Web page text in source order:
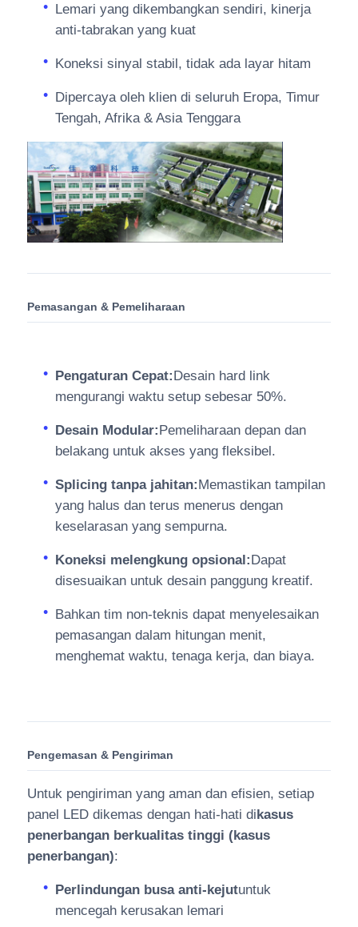
Lemari yang dikembangkan sendiri, kinerja
anti-tabrakan yang kuat
Koneksi sinyal stabil, tidak ada layar hitam
Dipercaya oleh klien di seluruh Eropa, Timur
Tengah, Afrika & Asia Tenggara
Pemasangan & Pemeliharaan
Pengaturan Cepat:Desain hard link
mengurangi waktu setup sebesar 50%.
Desain Modular:Pemeliharaan depan dan
belakang untuk akses yang fleksibel.
Splicing tanpa jahitan:Memastikan tampilan
yang halus dan terus menerus dengan
keselarasan yang sempurna.
Koneksi melengkung opsional:Dapat
disesuaikan untuk desain panggung kreatif.
Bahkan tim non-teknis dapat menyelesaikan
pemasangan dalam hitungan menit,
menghemat waktu, tenaga kerja, dan biaya.
Pengemasan & Pengiriman
Untuk pengiriman yang aman dan efisien, setiap
panel LED dikemas dengan hati-hati dikasus
penerbangan berkualitas tinggi (kasus
penerbangan):
Perlindungan busa anti-kejutuntuk
mencegah kerusakan lemari